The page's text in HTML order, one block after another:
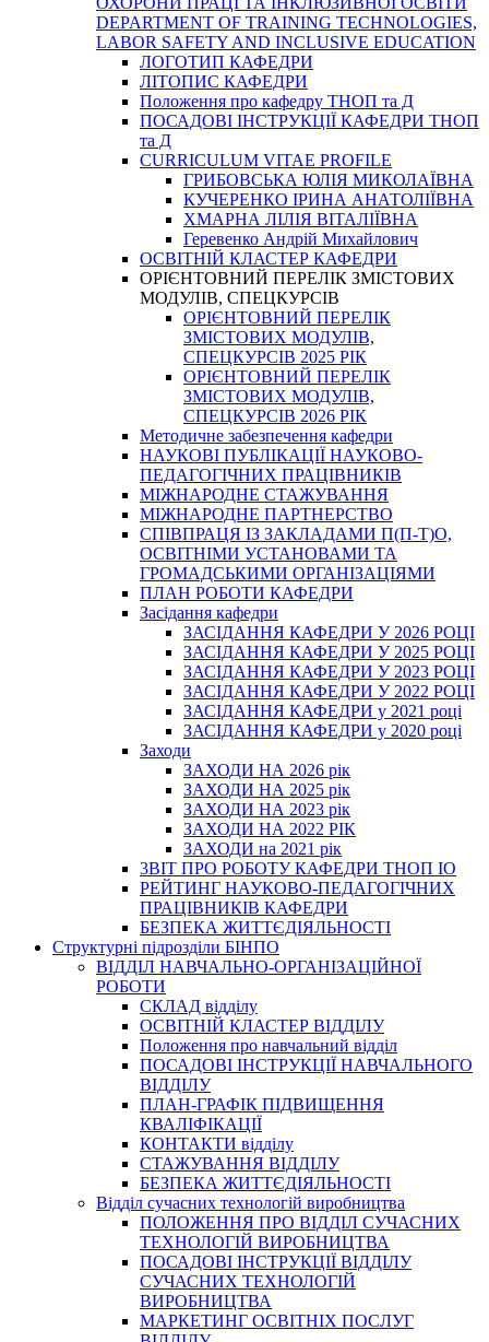
DEPARTMENT OF TRAINING TECHNOLOGIES,
LABOR SAFETY AND INCLUSIVE EDUCATION
ЛОГОТИП КАФЕДРИ
ЛІТОПИС КАФЕДРИ
Положення про кафедру ТНОП та Д
ПОСАДОВІ ІНСТРУКЦІЇ КАФЕДРИ ТНОП
та Д
CURRICULUM VITAE PROFILE
ГРИБОВСЬКА ЮЛІЯ МИКОЛАЇВНА
КУЧЕРЕНКО ІРИНА АНАТОЛІЇВНА
ХМАРНА ЛІЛІЯ ВІТАЛІЇВНА
Геревенко Андрій Михайлович
ОСВІТНІЙ КЛАСТЕР КАФЕДРИ
ОРІЄНТОВНИЙ ПЕРЕЛІК ЗМІСТОВИХ
МОДУЛІВ, СПЕЦКУРСІВ
ОРІЄНТОВНИЙ ПЕРЕЛІК
ЗМІСТОВИХ МОДУЛІВ,
СПЕЦКУРСІВ 2025 РІК
ОРІЄНТОВНИЙ ПЕРЕЛІК
ЗМІСТОВИХ МОДУЛІВ,
СПЕЦКУРСІВ 2026 РІК
Методичне забезпечення кафедри
НАУКОВІ ПУБЛІКАЦІЇ НАУКОВО-
ПЕДАГОГІЧНИХ ПРАЦІВНИКІВ
МІЖНАРОДНЕ СТАЖУВАННЯ
МІЖНАРОДНЕ ПАРТНЕРСТВО
СПІВПРАЦЯ ІЗ ЗАКЛАДАМИ П(П-Т)О,
ОСВІТНІМИ УСТАНОВАМИ ТА
ГРОМАДСЬКИМИ ОРГАНІЗАЦІЯМИ
ПЛАН РОБОТИ КАФЕДРИ
Засідання кафедри
ЗАСІДАННЯ КАФЕДРИ У 2026 РОЦІ
ЗАСІДАННЯ КАФЕДРИ У 2025 РОЦІ
ЗАСІДАННЯ КАФЕДРИ У 2023 РОЦІ
ЗАСІДАННЯ КАФЕДРИ У 2022 РОЦІ
ЗАСІДАННЯ КАФЕДРИ у 2021 році
ЗАСІДАННЯ КАФЕДРИ у 2020 році
Заходи
ЗАХОДИ НА 2026 рік
ЗАХОДИ НА 2025 рік
ЗАХОДИ НА 2023 рік
ЗАХОДИ НА 2022 РІК
ЗАХОДИ на 2021 рік
3BIT ПРО РОБОТУ КАФЕДРИ ТНОП ІО
РЕЙТИНГ НАУКОВО-ПЕДАГОГІЧНИХ
ПРАЦІВНИКІВ КАФЕДРИ
БЕЗПЕКА ЖИТТЄДІЯЛЬНОСТІ
Структурні підрозділи БІНПО
ВІДДІЛ НАВЧАЛЬНО-ОРГАНІЗАЦІЙНОЇ
РОБОТИ
СКЛАД відділу
ОСВІТНІЙ КЛАСТЕР ВІДДІЛУ
Положення про навчальний вiддiл
ПОСАДОВІ ІНСТРУКЦІЇ НАВЧАЛЬНОГО
ВІДДІЛУ
ПЛАН-ГРАФІК ПІДВИЩЕННЯ
КВАЛІФІКАЦІЇ
КОНТАКТИ відділу
СТАЖУВАННЯ ВІДДІЛУ
БЕЗПЕКА ЖИТТЄДІЯЛЬНОСТІ
Відділ сучасних технологій виробництва
ПОЛОЖЕННЯ ПРО ВІДДІЛ СУЧАСНИХ
ТЕХНОЛОГІЙ ВИРОБНИЦТВА
ПОСАДОВІ ІНСТРУКЦІЇ ВІДДІЛУ
СУЧАСНИХ ТЕХНОЛОГІЙ
ВИРОБНИЦТВА
МАРКЕТИНГ ОСВІТНІХ ПОСЛУГ